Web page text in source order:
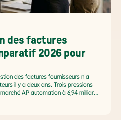
des factures
2026 pour
des factures fournisseurs n'a
il y a deux ans. Trois pressions
AP automation à 6,94 milliards
facture électronique 2026 qui